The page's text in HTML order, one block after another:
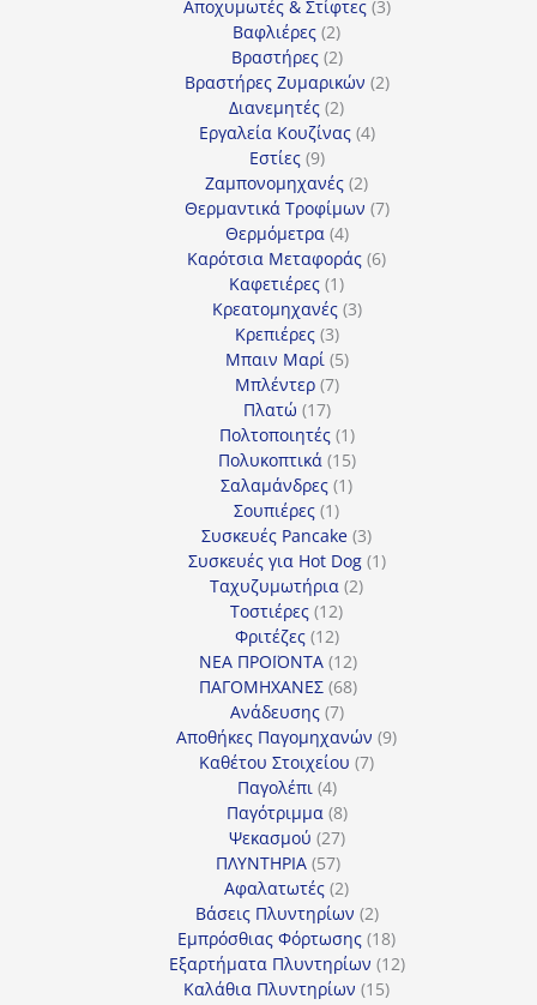
προϊόντα
Αποχυμωτές & Στίφτες 33
Βαφλιέρες 22
προϊόντα
Βραστήρες 22
προϊόντα
Βραστήρες Ζυμαρικών 22
Διανεμητές 22
προϊόντα
Εργαλεία Κουζίνας 44
Εστίες 99
προϊόντα
Ζαμπονομηχανές 22
προϊόντα
Θερμαντικά Τροφίμων 77
Θερμόμετρα 44
προϊόντα
Καρότσια Μεταφοράς 66
Καφετιέρες 11
προϊόν
Κρεατομηχανές 33
Κρεπιέρες 33
προϊόντα
Μπαιν Μαρί 55
Μπλέντερ 77
Πλατώ 1717
προϊόντα
Πολτοποιητές 11
προϊόν
Πολυκοπτικά 1515
προϊόντα
Σαλαμάνδρες 11
Σουπιέρες 11
προϊόν
Συσκευές Pancake 33
προϊόντα
Συσκευές για Hot Dog 11
Ταχυζυμωτήρια 22
Τοστιέρες 1212
προϊόντα
Φριτέζες 1212
προϊόντα
ΝΕΑ ΠΡΟΪΟΝΤΑ 1212
προϊόντα
ΠΑΓΟΜΗΧΑΝΕΣ 6868
Ανάδευσης 77
προϊόντα
Αποθήκες Παγομηχανών 99
Καθέτου Στοιχείου 77
Παγολέπι 44
προϊόντα
Παγότριμμα 88
προϊόντα
Ψεκασμού 2727
προϊόντα
ΠΛΥΝΤΗΡΙΑ 5757
προϊόντα
Αφαλατωτές 22
προϊόντα
Βάσεις Πλυντηρίων 22
προϊόντα
Εμπρόσθιας Φόρτωσης 1818
προϊόντα
Εξαρτήματα Πλυντηρίων 1212
Καλάθια Πλυντηρίων 1515